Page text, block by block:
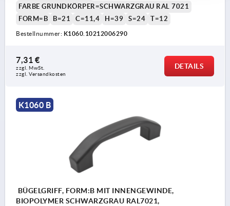
FARBE GRUNDKÖRPER=SCHWARZGRAU RAL 7021
FORM=B
B=21 C=11,4 H=39 S=24 T=12
Bestellnummer: K1060.10212006290
7,31 €
zzgl. MwSt.
zzgl. Versandkosten
DETAILS
K1060 B
BÜGELGRIFF, FORM:B MIT INNENGEWINDE,
BIOPOLYMER SCHWARZGRAU RAL7021,